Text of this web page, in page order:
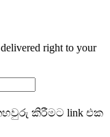
right to your
තහවුරු කිරීමට link එක